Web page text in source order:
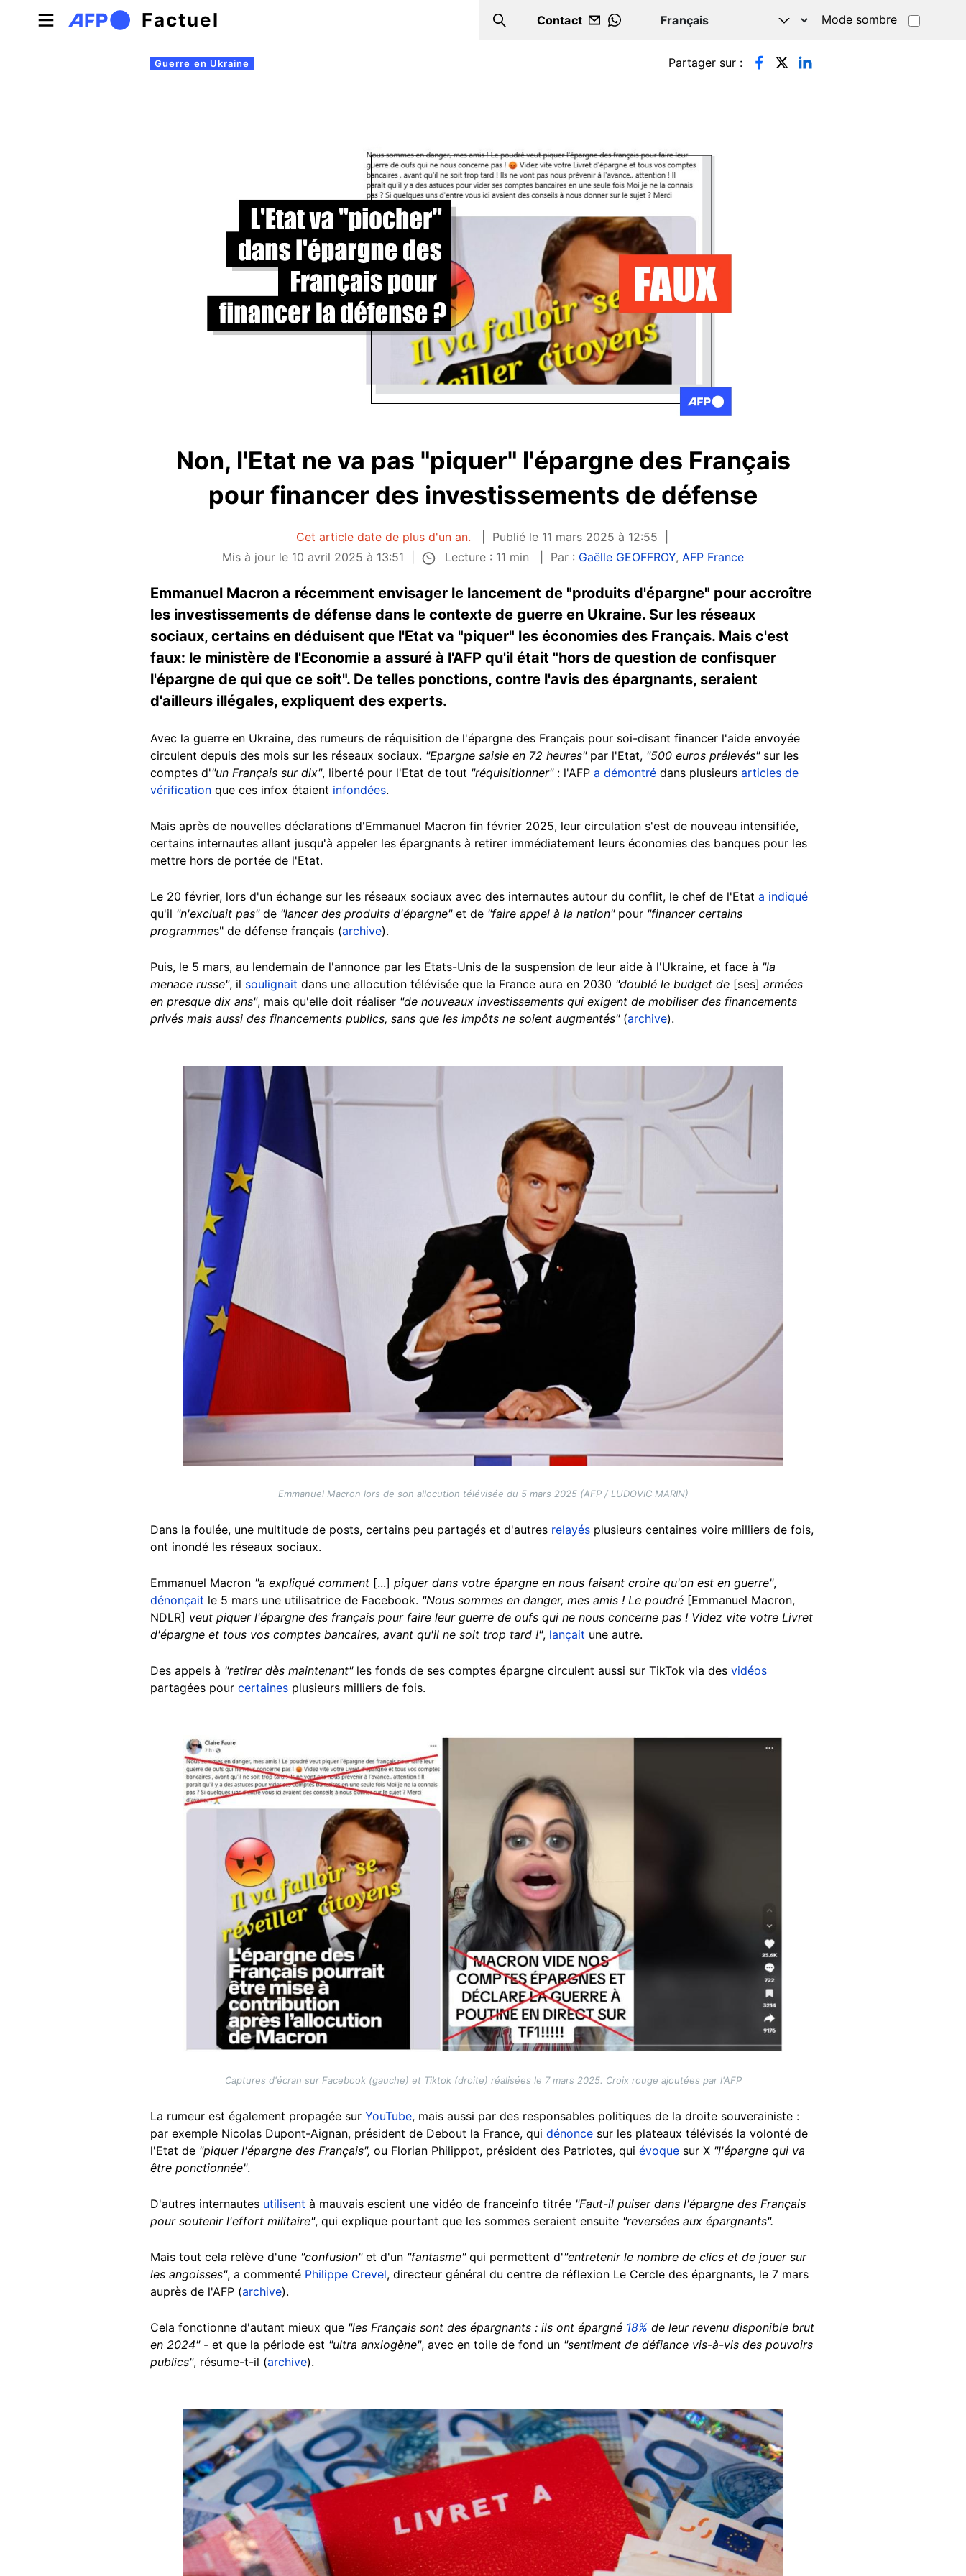
Aller au contenu principal
Factuel Search
Contact
WHATSAPP
Mode sombre
Onglets principaux
Guerre en Ukraine Partager sur :
Non, l'Etat ne va pas "piquer" l'épargne des Français
pour financer des investissements de défense
Cet article date de plus d'un an.
Publié le 11 mars 2025 à 12:55
Mis à jour le 10 avril 2025 à 13:51
Lecture : 11 min Par : Gaëlle GEOFFROY, AFP France
Emmanuel Macron a récemment envisager le lancement de "produits d'épargne" pour accroître
les investissements de défense dans le contexte de guerre en Ukraine. Sur les réseaux
sociaux, certains en déduisent que l'Etat va "piquer" les économies des Français. Mais c'est
faux: le ministère de l'Economie a assuré à l'AFP qu'il était "hors de question de confisquer
l'épargne de qui que ce soit". De telles ponctions, contre l'avis des épargnants, seraient
d'ailleurs illégales, expliquent des experts.
Avec la guerre en Ukraine, des rumeurs de réquisition de l'épargne des Français pour soi-disant financer l'aide envoyée
circulent depuis des mois sur les réseaux sociaux. "Epargne saisie en 72 heures"par l'Etat, "500 euros prélevés"sur les
comptes d'"un Français sur dix", liberté pour l'Etat de tout "réquisitionner": l'AFP a démontré dans plusieurs articles de
vérification que ces infox étaient infondées.
Mais après de nouvelles déclarations d'Emmanuel Macron fin février 2025, leur circulation s'est de nouveau intensifiée,
certains internautes allant jusqu'à appeler les épargnants à retirer immédiatement leurs économies des banques pour les
mettre hors de portée de l'Etat.
Le 20 février, lors d'un échange sur les réseaux sociaux avec des internautes autour du conflit, le chef de l'Etat a indiqué
qu'il "n'excluait pas"de "lancer des produits d'épargne"et de "faire appel à la nation"pour "financer certains
programmes" de défense français (archive).
Puis, le 5 mars, au lendemain de l'annonce par les Etats-Unis de la suspension de leur aide à l'Ukraine, et face à "la
menace russe", il soulignait dans une allocution télévisée que la France aura en 2030 "doublé le budget de [ses] armées
en presque dix ans", mais qu'elle doit réaliser "de nouveaux investissements qui exigent de mobiliser des financements
privés mais aussi des financements publics, sans que les impôts ne soient augmentés" (archive).
Emmanuel Macron lors de son allocution télévisée du 5 mars 2025 (AFP / LUDOVIC MARIN)
Dans la foulée, une multitude de posts, certains peu partagés et d'autres relayés plusieurs centaines voire milliers de fois,
ont inondé les réseaux sociaux.
Emmanuel Macron "a expliqué comment [...] piquer dans votre épargne en nous faisant croire qu'on est en guerre",
dénonçait le 5 mars une utilisatrice de Facebook. "Nous sommes en danger, mes amis ! Le poudré [Emmanuel Macron,
NDLR] veut piquer l'épargne des français pour faire leur guerre de oufs qui ne nous concerne pas ! Videz vite votre Livret
d'épargne et tous vos comptes bancaires, avant qu'il ne soit trop tard !", lançait une autre.
Des appels à "retirer dès maintenant"les fonds de ses comptes épargne circulent aussi sur TikTok via des vidéos
partagées pour certaines plusieurs milliers de fois.
Captures d'écran sur Facebook (gauche) et Tiktok (droite) réalisées le 7 mars 2025. Croix rouge ajoutées par l'AFP
La rumeur est également propagée sur YouTube, mais aussi par des responsables politiques de la droite souverainiste :
par exemple Nicolas Dupont-Aignan, président de Debout la France, qui dénonce sur les plateaux télévisés la volonté de
l'Etat de "piquer l'épargne des Français", ou Florian Philippot, président des Patriotes, qui évoque sur X "l'épargne qui va
être ponctionnée".
D'autres internautes utilisent à mauvais escient une vidéo de franceinfo titrée "Faut-il puiser dans l'épargne des Français
pour soutenir l'effort militaire", qui explique pourtant que les sommes seraient ensuite "reversées aux épargnants".
Mais tout cela relève d'une "confusion"et d'un "fantasme"qui permettent d'"entretenir le nombre de clics et de jouer sur
les angoisses", a commenté Philippe Crevel, directeur général du centre de réflexion Le Cercle des épargnants, le 7 mars
auprès de l'AFP (archive).
Cela fonctionne d'autant mieux que "les Français sont des épargnants : ils ont épargné 18% de leur revenu disponible brut
en 2024"- et que la période est "ultra anxiogène", avec en toile de fond un "sentiment de défiance vis-à-vis des pouvoirs
publics", résume-t-il (archive).
Image